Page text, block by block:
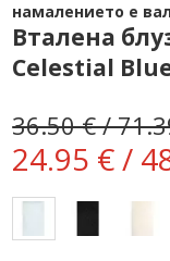
намалението е
Вталена
Celestial
36.50 € /
24.95 € /